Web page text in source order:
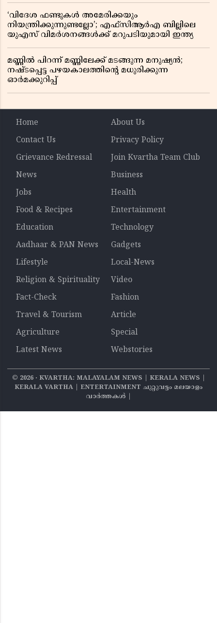
‘വിദേശ ഫണ്ടുകൾ അമേരിക്കയും
നിയന്ത്രിക്കുന്നുണ്ടല്ലോ’; എഫ്സിആർഎ ബില്ലിലെ
യുഎസ് വിമർശനങ്ങൾക്ക് മറുപടിയുമായി ഇന്ത്യ
മണ്ണിൽ പിറന്ന് മണ്ണിലേക്ക് മടങ്ങുന്ന മനുഷ്യൻ;
നഷ്ടപ്പെട്ട പഴയകാലത്തിൻ്റെ മധുരിക്കുന്ന
ഓർമക്കുറിപ്പ്
Home
About Us
Contact Us
Privacy Policy
Grievance Redressal
Join Kvartha Team Club
News
Business
Jobs
Health
Food & Recipes
Entertainment
Education
Technology
Aadhaar & PAN News
Gadgets
Lifestyle
Local-News
Religion & Spirituality
Video
Fact-Check
Fashion
Travel & Tourism
Article
Agriculture
Special
Latest News
Webstories
© 2026‧ KVARTHA: MALAYALAM NEWS | KERALA NEWS |
KERALA VARTHA | ENTERTAINMENT ചുറ്റുവട്ടം മലയാളം
വാര്‍ത്തകൾ |